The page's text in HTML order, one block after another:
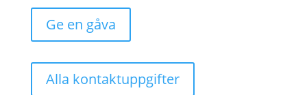
Ge en gåva
Alla kontaktuppgifter